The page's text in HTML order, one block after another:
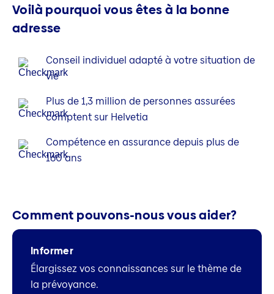
Voilà pourquoi vous êtes à la bonne
adresse
Conseil individuel adapté à votre situation de
vie
Plus de 1,3 million de personnes assurées
comptent sur Helvetia
Compétence en assurance depuis plus de
160 ans
Comment pouvons-nous vous aider?
Informer
Élargissez vos connaissances sur le thème de
la prévoyance.